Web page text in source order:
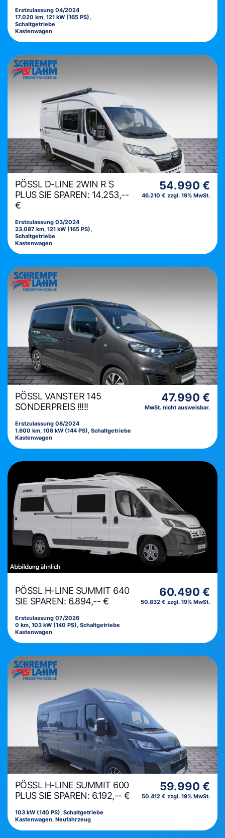
Erstzulassung 04/2024
17.020 km, 121 kW (165 PS),
Schaltgetriebe
Kastenwagen
PÖSSL D-LINE 2WIN R S
PLUS SIE SPAREN: 14.253,--
€
Erstzulassung 03/2024
23.087 km, 121 kW (165 PS),
Schaltgetriebe
Kastenwagen
54.990 €
46.210 € zzgl. 19% MwSt.
PÖSSL VANSTER 145
SONDERPREIS !!!!!
Erstzulassung 08/2024
1.600 km, 106 kW (144 PS), Schaltgetriebe
Kastenwagen
47.990 €
MwSt. nicht ausweisbar.
PÖSSL H-LINE SUMMIT 640
SIE SPAREN: 6.894,-- €
Erstzulassung 07/2026
0 km, 103 kW (140 PS), Schaltgetriebe
Kastenwagen
60.490 €
50.832 € zzgl. 19% MwSt.
PÖSSL H-LINE SUMMIT 600
PLUS SIE SPAREN: 6.192,-- €
103 kW (140 PS), Schaltgetriebe
Kastenwagen, Neufahrzeug
59.990 €
50.412 € zzgl. 19% MwSt.